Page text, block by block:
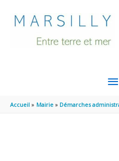
Accueil Mairie Démarches